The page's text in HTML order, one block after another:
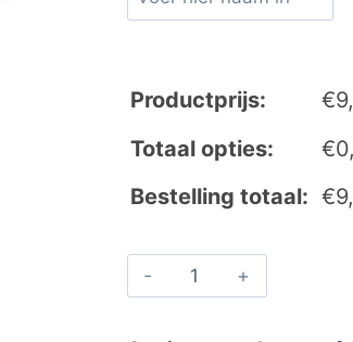
Productprijs: €
Totaal opties:
€
Bestelling totaal: €